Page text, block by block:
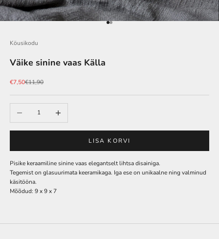
Go to item 1
Go to item 2
Köusikodu
Väike sinine vaas Källa
Soodushind
€7,50Tavahind
€11,90
LISA KORVI
Pisike keraamiline sinine vaas elegantselt lihtsa disainiga.
Tegemist on glasuurimata keeramikaga. Iga ese on unikaalne ning valminud
käsitööna.
Mõõdud: 9 x 9 x 7